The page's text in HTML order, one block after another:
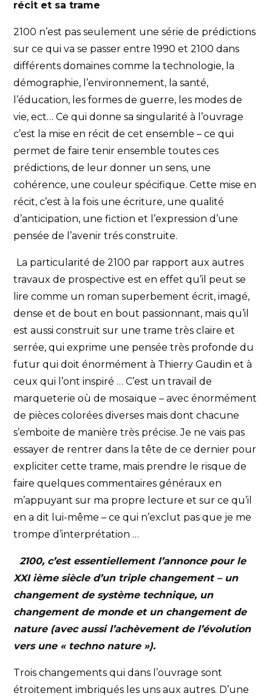
récit et sa trame
2100 n’est pas seulement une série de prédictions
sur ce qui va se passer entre 1990 et 2100 dans
différents domaines comme la technologie, la
démographie, l’environnement, la santé,
l’éducation, les formes de guerre, les modes de
vie, ect… Ce qui donne sa singularité à l’ouvrage
c’est la mise en récit de cet ensemble – ce qui
permet de faire tenir ensemble toutes ces
prédictions, de leur donner un sens, une
cohérence, une couleur spécifique. Cette mise en
récit, c’est à la fois une écriture, une qualité
d’anticipation, une fiction et l’expression d’une
pensée de l’avenir trés construite.
La particularité de 2100 par rapport aux autres
travaux de prospective est en effet qu’il peut se
lire comme un roman superbement écrit, imagé,
dense et de bout en bout passionnant, mais qu’il
est aussi construit sur une trame très claire et
serrée, qui exprime une pensée très profonde du
futur qui doit énormément à Thierry Gaudin et à
ceux qui l’ont inspiré … C’est un travail de
marqueterie où de mosaïque – avec énormément
de pièces colorées diverses mais dont chacune
s’emboite de manière très précise. Je ne vais pas
essayer de rentrer dans la tête de ce dernier pour
expliciter cette trame, mais prendre le risque de
faire quelques commentaires généraux en
m’appuyant sur ma propre lecture et sur ce qu’il
en a dit lui-même – ce qui n’exclut pas que je me
trompe d’interprétation …
2100, c’est essentiellement l’annonce pour le
XXI ième siècle d’un triple changement – un
changement de système technique, un
changement de monde et un changement de
nature (avec aussi l’achèvement de l’évolution
vers une « techno nature »).
Trois changements qui dans l’ouvrage sont
étroitement imbriqués les uns aux autres. D’une